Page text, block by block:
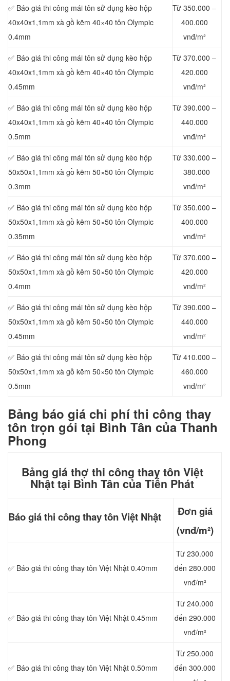
✅ Báo giá thi công mái tôn sử dụng kèo hộp
40x40x1,1mm xà gồ kẽm 40×40 tôn Olympic
0.4mm
Từ 350.000 –
400.000
vnđ/m²
✅ Báo giá thi công mái tôn sử dụng kèo hộp
40x40x1,1mm xà gồ kẽm 40×40 tôn Olympic
0.45mm
Từ 370.000 –
420.000
vnđ/m²
✅ Báo giá thi công mái tôn sử dụng kèo hộp
40x40x1,1mm xà gồ kẽm 40×40 tôn Olympic
0.5mm
Từ 390.000 –
440.000
vnđ/m²
✅ Báo giá thi công mái tôn sử dụng kèo hộp
50x50x1,1mm xà gồ kẽm 50×50 tôn Olympic
0.3mm
Từ 330.000 –
380.000
vnđ/m²
✅ Báo giá thi công mái tôn sử dụng kèo hộp
50x50x1,1mm xà gồ kẽm 50×50 tôn Olympic
0.35mm
Từ 350.000 –
400.000
vnđ/m²
✅ Báo giá thi công mái tôn sử dụng kèo hộp
50x50x1,1mm xà gồ kẽm 50×50 tôn Olympic
0.4mm
Từ 370.000 –
420.000
vnđ/m²
✅ Báo giá thi công mái tôn sử dụng kèo hộp
50x50x1,1mm xà gồ kẽm 50×50 tôn Olympic
0.45mm
Từ 390.000 –
440.000
vnđ/m²
✅ Báo giá thi công mái tôn sử dụng kèo hộp
50x50x1,1mm xà gồ kẽm 50×50 tôn Olympic
0.5mm
Từ 410.000 –
460.000
vnđ/m²
Bảng báo giá chi phí thi công thay
tôn trọn gói tại Bình Tân của Thanh
Phong
Bảng giá thợ thi công thay tôn Việt
Nhật tại Bình Tân của Tiến Phát
Báo giá thi công thay tôn Việt Nhật
Đơn giá
(vnđ/m²)
✅ Báo giá thi công thay tôn Việt Nhật 0.40mm
Từ 230.000
đến 280.000
vnđ/m²
✅ Báo giá thi công thay tôn Việt Nhật 0.45mm
Từ 240.000
đến 290.000
vnđ/m²
✅ Báo giá thi công thay tôn Việt Nhật 0.50mm
Từ 250.000
đến 300.000